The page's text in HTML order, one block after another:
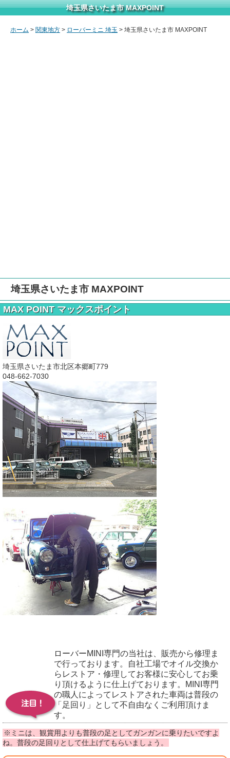
埼玉県さいたま市 MAXPOINT
ホーム > 関東地方 > ローバーミニ 埼玉 > 埼玉県さいたま市 MAXPOINT
埼玉県さいたま市 MAXPOINT
MAX POINT マックスポイント
埼玉県さいたま市北区本郷町779
048-662-7030
ローバーMINI専門の当社は、販売から修理ま
で行っております。自社工場でオイル交換か
らレストア・修理してお客様に安心してお乗
り頂けるように仕上げております。MINI専門
の職人によってレストアされた車両は普段の
「足回り」として不自由なくご利用頂けま
す。
※ミニは、観賞用よりも普段の足としてガンガンに乗りたいですよ
ね。普段の足回りとして仕上げてもらいましょう。